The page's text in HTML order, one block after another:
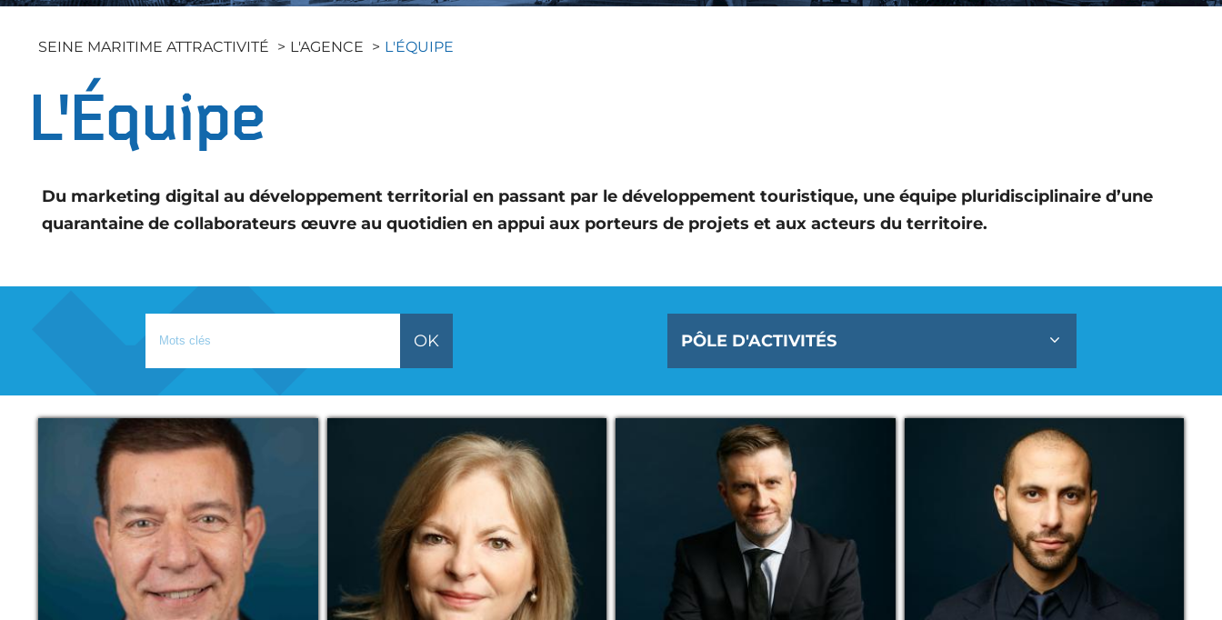
Les Actus
Les Publications
Nous rejoindre
Espace Presse
Faciliter l'attractivité des
territoires
Entreprises / Associations
SEINE MARITIME ATTRACTIVITÉ L'AGENCE L'ÉQUIPE
L'Équipe
Du marketing digital au développement territorial en passant par le développement touristique, une équipe pluridisciplinaire d’une
quarantaine de collaborateurs œuvre au quotidien en appui aux porteurs de projets et aux acteurs du territoire.
OK PÔLE D'ACTIVITÉS